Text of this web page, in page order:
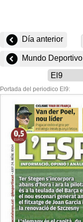
Día anterior
Mundo Deportivo
Portada del periodico El9: